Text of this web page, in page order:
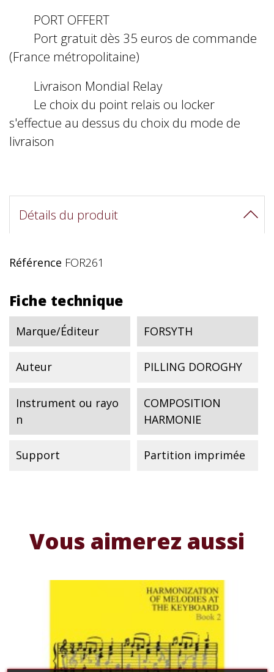
PORT OFFERT
Port gratuit dès 35 euros de commande
(France métropolitaine)
Livraison Mondial Relay
Le choix du point relais ou locker
s'effectue au dessus du choix du mode de
livraison
Détails du produit
Référence FOR261
Fiche technique
Marque/Éditeur FORSYTH
Auteur PILLING DOROGHY
Instrument ou rayo
n
COMPOSITION
HARMONIE
Support Partition imprimée
Vous aimerez aussi